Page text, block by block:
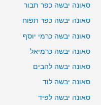
סאונה יבשה כפר תבור
סאונה יבשה כפר תפוח
סאונה יבשה כרמי יוסף
סאונה יבשה כרמיאל
סאונה יבשה להבים
סאונה יבשה לוד
סאונה יבשה לפיד